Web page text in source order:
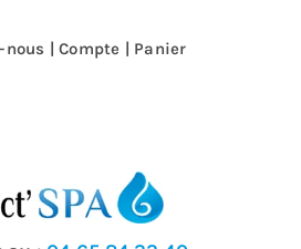
nous |Compte | Panier